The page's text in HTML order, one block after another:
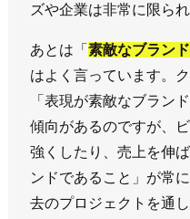
ズや企業は非常に限られ
あとは「 素敵なブラン
はよく言っています。
「表現が素敵なブラン
傾向があるのですが、
強くしたり、売上を伸
ンドであること」が常
去のプロジェクトを通